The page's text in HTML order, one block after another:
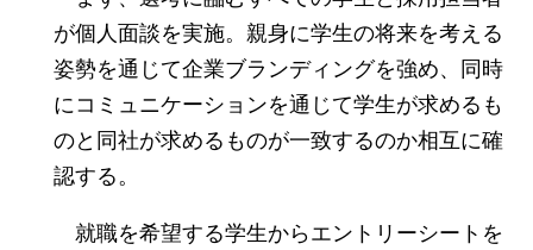
が個人面談を実施。親身に学生の将来を考える
姿勢を通じて企業ブランディングを強め、同時
にコミュニケーションを通じて学生が求めるも
のと同社が求めるものが一致するのか相互に確
認する。
就職を希望する学生からエントリーシートを